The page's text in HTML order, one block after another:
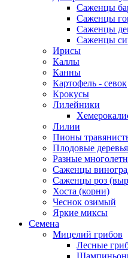
Саженцы
Саженцы
Саженцы
Саженцы
Ирисы
Каллы
Канны
Картофель - севок
Крокусы
Лилейники
Лилии
Пионы
Плодовые
Разные
Саженцы
Саженцы роз
Хоста (корни)
Чеснок озимый
Яркие миксы
Семена
Мицелий грибов
Лесные